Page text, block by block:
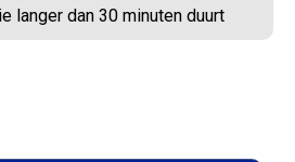
langer dan 30 minuten duurt